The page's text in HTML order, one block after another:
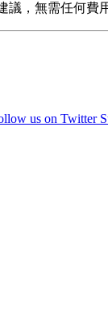
議，無需任何費
us on Twitter